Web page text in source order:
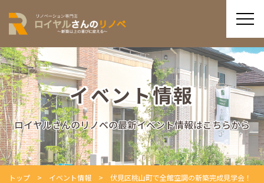
イベント情報
ロイヤルさんのリノベの最新イベント情報はこちらから
トップ イベント情報 伏見区桃山町で全館空調の新築完成見学会！